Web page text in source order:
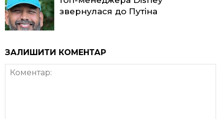
звернулася до Путіна
ЗАЛИШИТИ КОМЕНТАР